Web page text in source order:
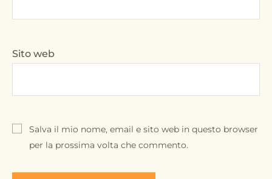
Sito web
Salva il mio nome, email e sito web in questo browser
per la prossima volta che commento.